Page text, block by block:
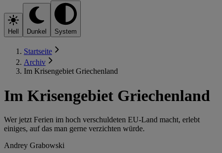
Hell Dunkel System
Startseite
Archiv
Im Krisengebiet Griechenland
Im Krisengebiet Griechenland
Wer jetzt Ferien im hoch verschuldeten EU-Land macht, erlebt
einiges, auf das man gerne verzichten würde.
Andrey Grabowski